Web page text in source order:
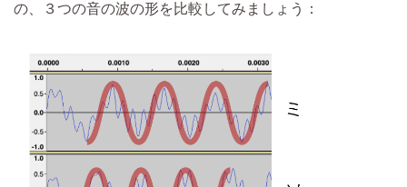
の、３つの音の波の形を比較してみましょう：